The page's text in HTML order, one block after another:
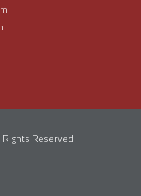
Rights Reserved